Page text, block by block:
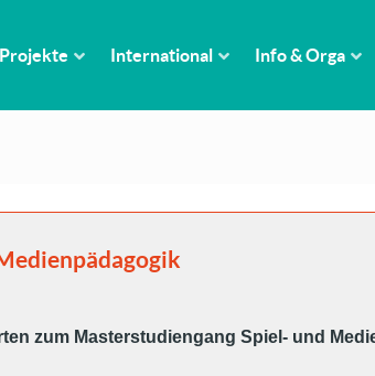
Projekte International Info & Orga
zum Masterstudiengang Spiel- und